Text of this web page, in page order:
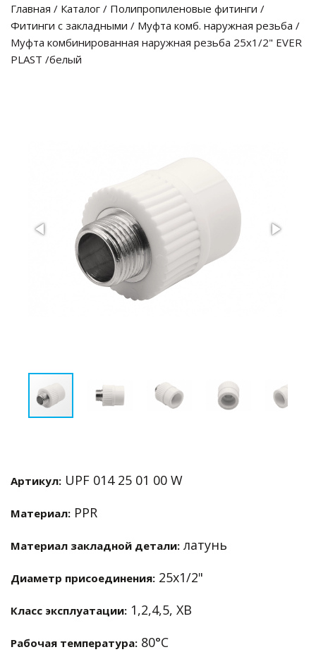
Главная / Каталог / Полипропиленовые фитинги /
Фитинги с закладными / Муфта комб. наружная резьба /
Муфта комбинированная наружная резьба 25х1/2" EVER
PLAST /белый
Артикул: UPF 014 25 01 00 W
Материал: PPR
Материал закладной детали: латунь
Диаметр присоединения: 25х1/2"
Класс эксплуатации: 1,2,4,5, ХВ
Рабочая температура: 80°С